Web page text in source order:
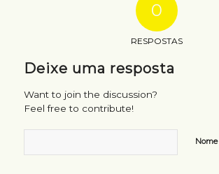
0
RESPOSTAS
Deixe uma resposta
Want to join the discussion?
Feel free to contribute!
Nome